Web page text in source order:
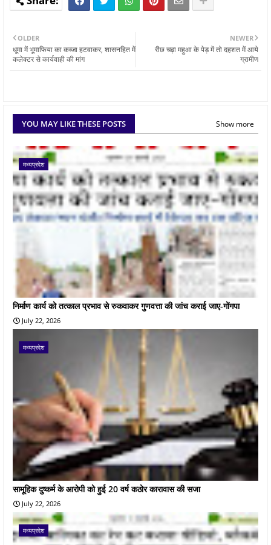
NEWER
रीछ चढ़ा महुआ के पेड़ में तो दहशत में आये
ग्रामीण
OLDER
धूमा में भूमाफिया का कब्जा हटवाकर, शासनहित में
कलेक्टर से कार्यवाही की मांग
YOU MAY LIKE THESE POSTS Show more
मध्यप्रदेश
निर्माण कार्य को तत्काल प्रभाव से रुकवाकर गुणवत्ता की जांच कराई जाए-गोंगपा
July 22, 2026
मध्यप्रदेश
सामूहिक दुष्कर्म के आरोपी को हुई 20 वर्ष कठोर कारावास की सजा
July 22, 2026
मध्यप्रदेश